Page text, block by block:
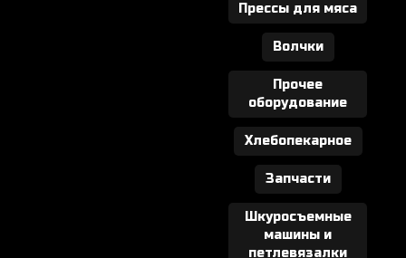
Прессы для мяса
Волчки
Прочее
оборудование
Хлебопекарное
Запчасти
Шкуросъемные
машины и
петлевязалки